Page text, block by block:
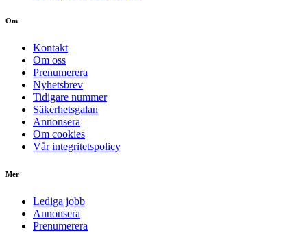
Om
Kontakt
Om oss
Prenumerera
Nyhetsbrev
Tidigare nummer
Säkerhetsgalan
Annonsera
Om cookies
Vår integritetspolicy
Mer
Lediga jobb
Annonsera
Prenumerera